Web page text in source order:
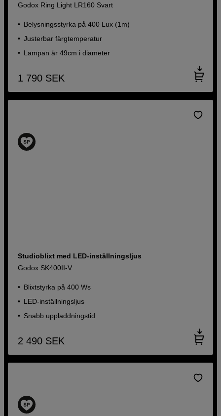
Godox Ring Light LR160 Svart
Belysningsstyrka på 400 Lux (1m)
Justerbar färgtemperatur
Lampan är 49cm i diameter
1 790 SEK
Studioblixt med LED-inställningsljus
Godox SK400II-V
Blixtstyrka på 400 Ws
LED-inställningsljus
Snabb uppladdningstid
2 490 SEK